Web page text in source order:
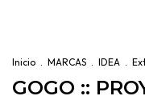
Inicio . MARCAS . IDEA .
GOGO ::